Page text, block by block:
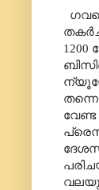
വേണ്ട